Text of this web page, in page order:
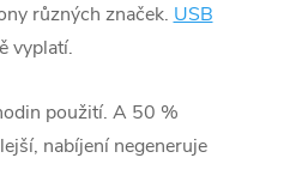
různých značek.USB
vyplatí.
použití. A 50 %
nabíjení negeneruje